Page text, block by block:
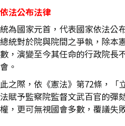
法公布法律
為國家元首，代表國家依法公
統對於院與院間之爭執，除本
，演變至今其任命的行政院長
。
之際，依《憲法》第72條，
賦予監察院監督文武百官的彈
，更可無視國會多數，覆議失